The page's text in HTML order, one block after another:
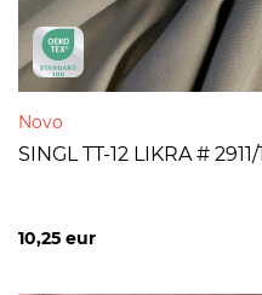
Novo
SINGL TT-12 LIKRA #
10,25 eur